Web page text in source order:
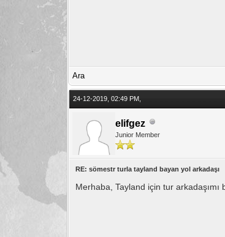
Ara
24-12-2019, 02:49 PM,
elifgez
Junior Member
RE: sömestr turla tayland bayan yol arkadaşı
Merhaba, Tayland için tur